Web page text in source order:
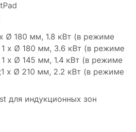
Ø 180 мм, 1.8 кВт (в режиме
1 x Ø 180 мм, 3.6 кВт (в режиме
1 x Ø 145 мм, 1.4 кВт (в режиме
x Ø 210 мм, 2.2 кВт (в режиме
для индукционных зон